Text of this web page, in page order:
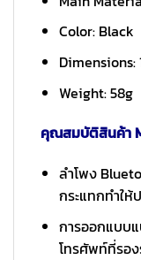
Color: Black
Dimensions:
Weight: 58g
คุณสมบัติสินค้า
ลำโพง
กระแทกทำใ
การออกแบบ
โทรศัพท์ที่รอ